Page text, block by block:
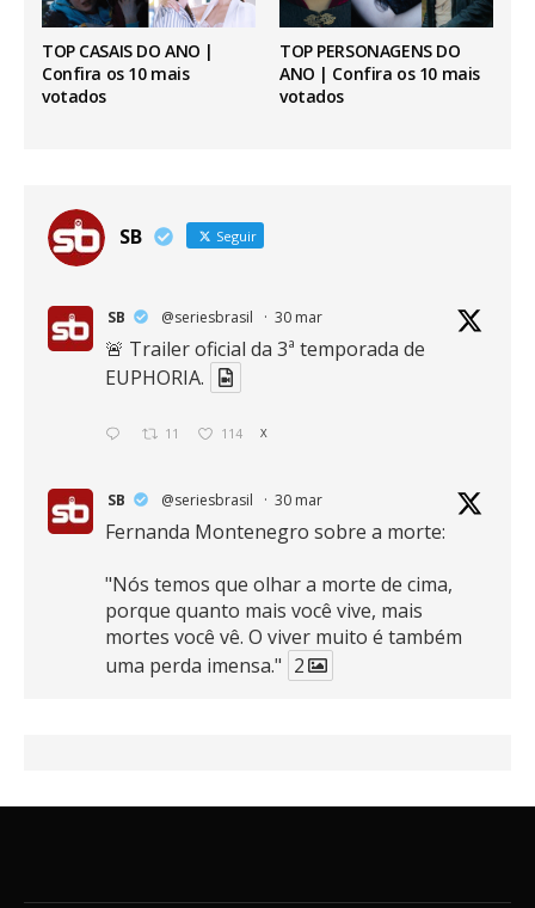
TOP CASAIS DO ANO |
Confira os 10 mais
votados
TOP PERSONAGENS DO
ANO | Confira os 10 mais
votados
SB Seguir
SB @seriesbrasil · 30 mar
🚨 Trailer oficial da 3ª temporada de
EUPHORIA.
11 114 X
SB @seriesbrasil · 30 mar
Fernanda Montenegro sobre a morte:
"Nós temos que olhar a morte de cima,
porque quanto mais você vive, mais
mortes você vê. O viver muito é também
uma perda imensa." 2
16 389 X